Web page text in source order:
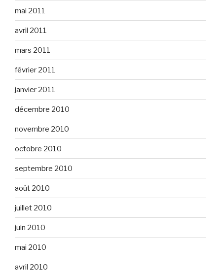
mai 2011
avril 2011
mars 2011
février 2011
janvier 2011
décembre 2010
novembre 2010
octobre 2010
septembre 2010
août 2010
juillet 2010
juin 2010
mai 2010
avril 2010